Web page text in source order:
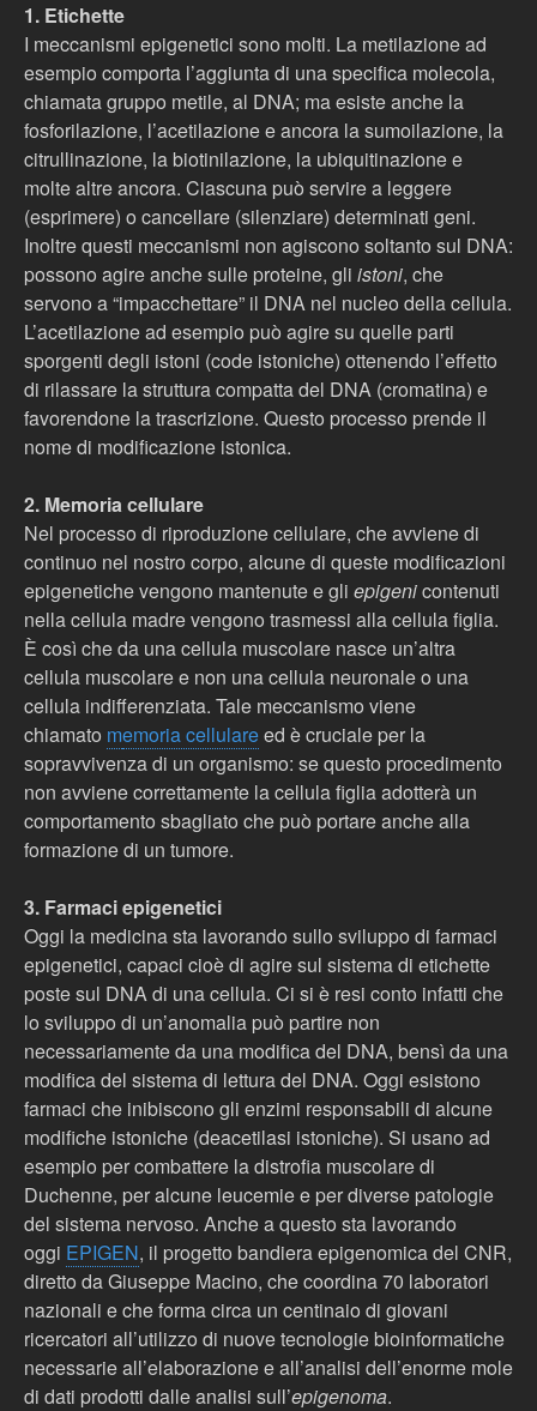
1. Etichette
I meccanismi epigenetici sono molti. La metilazione ad
esempio comporta l’aggiunta di una specifica molecola,
chiamata gruppo metile, al DNA; ma esiste anche la
fosforilazione, l’acetilazione e ancora la sumoilazione, la
citrullinazione, la biotinilazione, la ubiquitinazione e
molte altre ancora. Ciascuna può servire a leggere
(esprimere) o cancellare (silenziare) determinati geni.
Inoltre questi meccanismi non agiscono soltanto sul DNA:
possono agire anche sulle proteine, gli istoni, che
servono a “impacchettare” il DNA nel nucleo della cellula.
L’acetilazione ad esempio può agire su quelle parti
sporgenti degli istoni (code istoniche) ottenendo l’effetto
di rilassare la struttura compatta del DNA (cromatina) e
favorendone la trascrizione. Questo processo prende il
nome di modificazione istonica.
2. Memoria cellulare
Nel processo di riproduzione cellulare, che avviene di
continuo nel nostro corpo, alcune di queste modificazioni
epigenetiche vengono mantenute e gli epigenicontenuti
nella cellula madre vengono trasmessi alla cellula figlia.
È così che da una cellula muscolare nasce un’altra
cellula muscolare e non una cellula neuronale o una
cellula indifferenziata. Tale meccanismo viene
chiamato memoria cellulareed è cruciale per la
sopravvivenza di un organismo: se questo procedimento
non avviene correttamente la cellula figlia adotterà un
comportamento sbagliato che può portare anche alla
formazione di un tumore.
3. Farmaci epigenetici
Oggi la medicina sta lavorando sullo sviluppo di farmaci
epigenetici, capaci cioè di agire sul sistema di etichette
poste sul DNA di una cellula. Ci si è resi conto infatti che
lo sviluppo di un’anomalia può partire non
necessariamente da una modifica del DNA, bensì da una
modifica del sistema di lettura del DNA. Oggi esistono
farmaci che inibiscono gli enzimi responsabili di alcune
modifiche istoniche (deacetilasi istoniche). Si usano ad
esempio per combattere la distrofia muscolare di
Duchenne, per alcune leucemie e per diverse patologie
del sistema nervoso. Anche a questo sta lavorando
oggi EPIGEN, il progetto bandiera epigenomica del CNR,
diretto da Giuseppe Macino, che coordina 70 laboratori
nazionali e che forma circa un centinaio di giovani
ricercatori all’utilizzo di nuove tecnologie bioinformatiche
necessarie all’elaborazione e all’analisi dell’enorme mole
di dati prodotti dalle analisi sull’epigenoma.